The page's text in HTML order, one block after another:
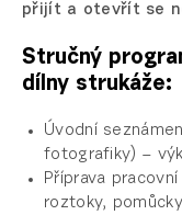
přijít a otevřít se
Stručný
dílny strukáže:
Úvodní
fotografiky) –
Příprava
roztoky,